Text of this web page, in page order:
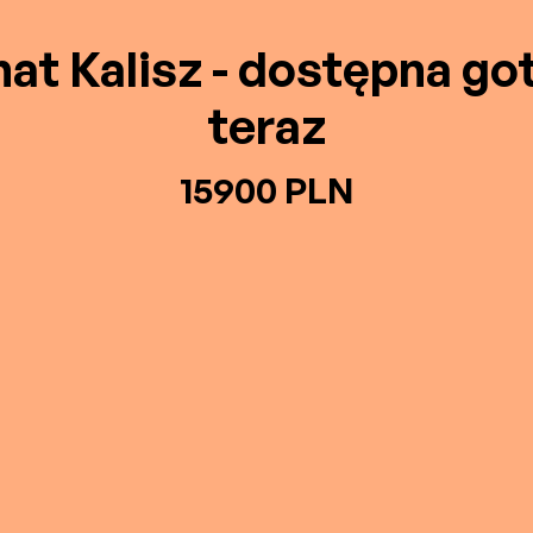
Kalisz - dostępna
teraz
15900 PLN